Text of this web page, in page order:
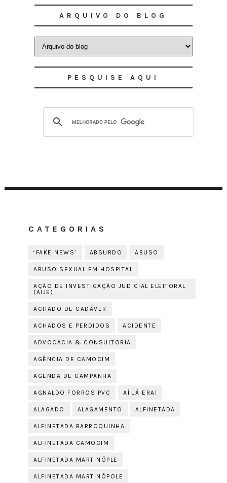
ARQUIVO DO BLOG
PESQUISE AQUI
CATEGORIAS
‘FAKE NEWS’ ABSURDO ABUSO
ABUSO SEXUAL EM HOSPITAL
AÇÃO DE INVESTIGAÇÃO JUDICIAL ELEITORAL
(AIJE)
ACHADO DE CADÁVER
ACHADOS E PERDIDOS ACIDENTE
ADVOCACIA & CONSULTORIA
AGÊNCIA DE CAMOCIM
AGENDA DE CAMPANHA
AGNALDO FORROS PVC AÍ JÁ ERA!
ALAGADO ALAGAMENTO ALFINETADA
ALFINETADA BARROQUINHA
ALFINETADA CAMOCIM
ALFINETADA MARTINÓPLE
ALFINETADA MARTINÓPOLE